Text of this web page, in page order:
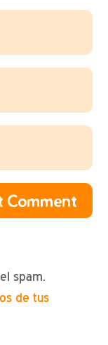
Comment
spam.
de tus